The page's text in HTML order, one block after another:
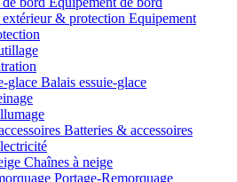
Equipement
Balais essuie-glace
Batteries & accessoires
Chaînes à neige
Portage-Remorquage